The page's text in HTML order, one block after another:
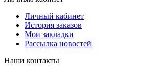
Личный кабинет
История заказов
Мои закладки
Рассылка новостей
Наши контакты